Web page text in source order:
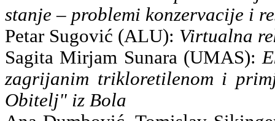
stanje – problemi konzervacije i
Petar Sugović (ALU): Virtualna
Sagita Mirjam Sunara (UMAS):
zagrijanim trikloretilenom i
Obitelj" iz Bola